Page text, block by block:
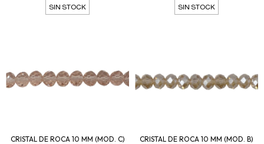
SIN STOCK SIN STOCK
CRISTAL DE ROCA 10 MM (MOD. C) CRISTAL DE ROCA 10 MM (MOD. B)